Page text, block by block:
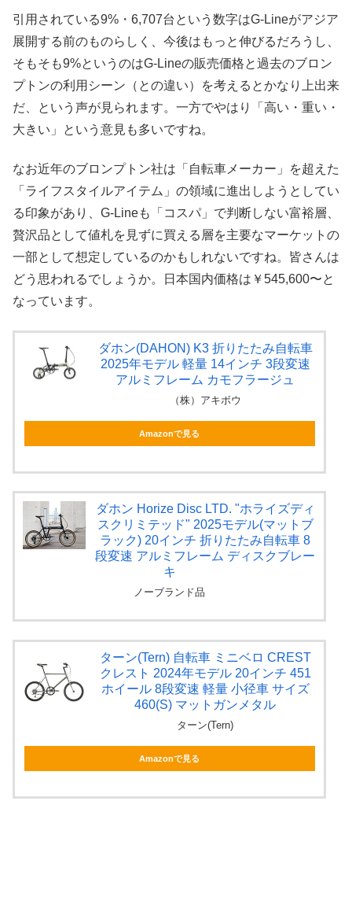
引用されている9%・6,707台という数字はG-Lineがアジア
展開する前のものらしく、今後はもっと伸びるだろうし、
そもそも9%というのはG-Lineの販売価格と過去のブロン
プトンの利用シーン（との違い）を考えるとかなり上出来
だ、という声が見られます。一方でやはり「高い・重い・
大きい」という意見も多いですね。
なお近年のブロンプトン社は「自転車メーカー」を超えた
「ライフスタイルアイテム」の領域に進出しようとしてい
る印象があり、G-Lineも「コスパ」で判断しない富裕層、
贅沢品として値札を見ずに買える層を主要なマーケットの
一部として想定しているのかもしれないですね。皆さんは
どう思われるでしょうか。日本国内価格は￥545,600〜と
なっています。
ダホン(DAHON) K3 折りたたみ自転車
2025年モデル 軽量 14インチ 3段変速
アルミフレーム カモフラージュ
（株）アキボウ
Amazonで見る
ダホン Horize Disc LTD. "ホライズディ
スクリミテッド" 2025モデル(マットブ
ラック) 20インチ 折りたたみ自転車 8
段変速 アルミフレーム ディスクブレー
キ
ノーブランド品
ターン(Tern) 自転車 ミニベロ CREST
クレスト 2024年モデル 20インチ 451
ホイール 8段変速 軽量 小径車 サイズ
460(S) マットガンメタル
ターン(Tern)
Amazonで見る